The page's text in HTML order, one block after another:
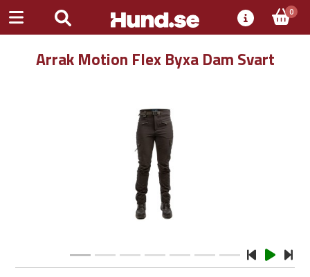
0
Arrak Motion Flex Byxa Dam Svart